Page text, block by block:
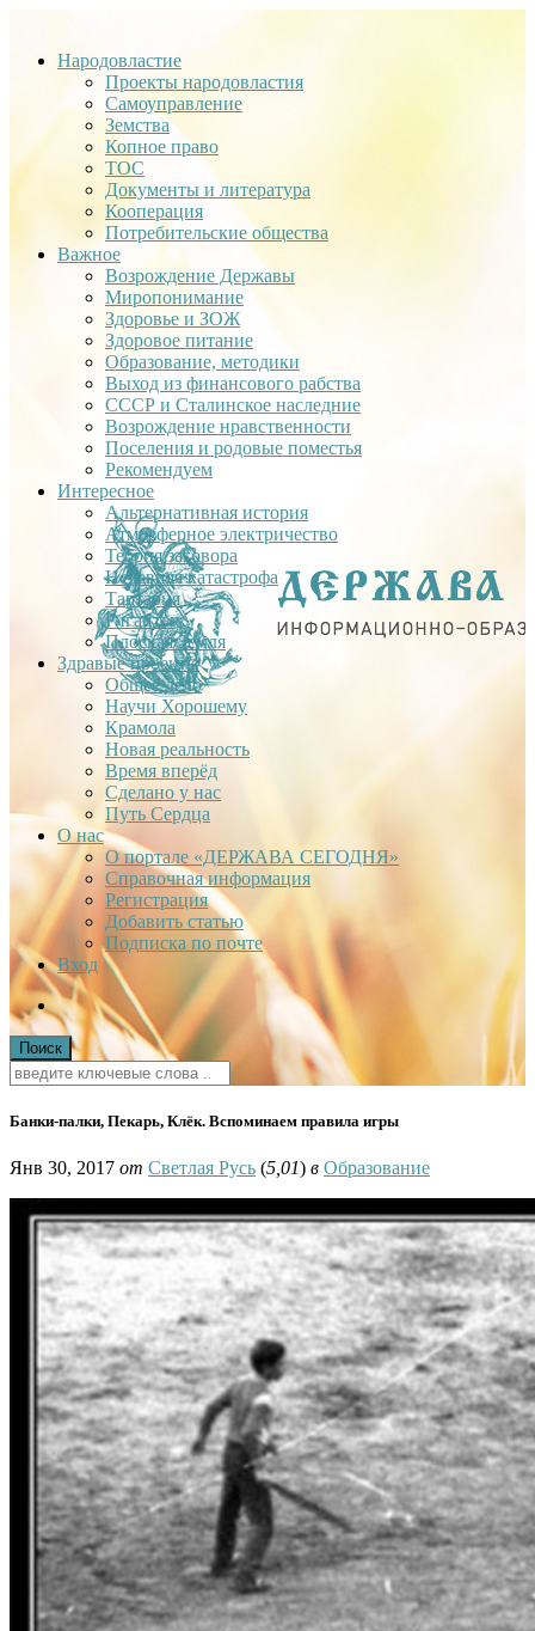
Народовластие
Проекты народовластия
Самоуправление
Земства
Копное право
ТОС
Документы и литература
Кооперация
Потребительские общества
Важное
Возрождение Державы
Миропонимание
Здоровье и ЗОЖ
Здоровое питание
Образование, методики
Выход из финансового рабства
СССР и Сталинское наследние
Возрождение нравственности
Поселения и родовые поместья
Рекомендуем
Интересное
Альтернативная история
Атмосферное электричество
Теория заговора
Недавняя катастрофа
Тартария
Гиганты
Плоская Земля
Здравые проекты
Общее дело
Научи Хорошему
Крамола
Новая реальность
Время вперёд
Сделано у нас
Путь Сердца
О нас
О портале «ДЕРЖАВА СЕГОДНЯ»
Справочная информация
Регистрация
Добавить статью
Подписка по почте
Вход
Банки-палки, Пекарь, Клёк. Вспоминаем правила игры
Янв 30, 2017 от Светлая Русь (5,01) в Образование